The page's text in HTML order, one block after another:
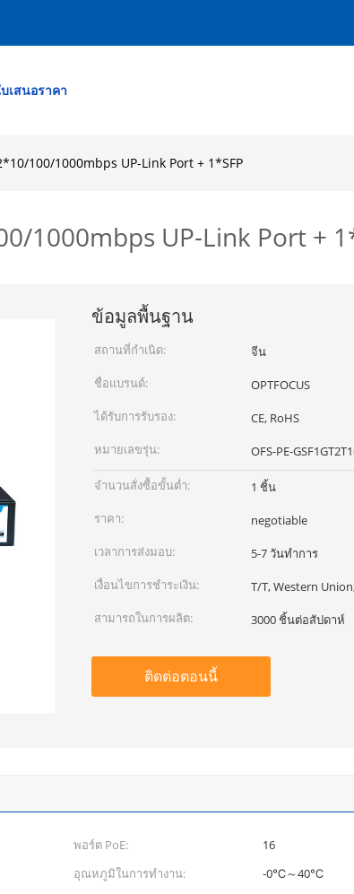
เสนอราคา
100/1000mbps UP-Link Port + 1*SFP
1000mbps UP-Link Port +
ข้อมูลพื้นฐาน
สถานที่กำเนิด:
จีน
ชื่อแบรนด์:
OPTFOCUS
ได้รับการรับรอง:
CE, RoHS
หมายเลขรุ่น:
OFS-PE-
จำนวนสั่งซื้อขั้นต่ำ:
1 ชิ้น
ราคา:
negotiable
เวลาการส่งมอบ:
5-7 วันทำการ
เงื่อนไขการชำระเงิน:
T/T, Western
สามารถในการผลิต:
3000 ชิ้นต่อสัปดาห์
ติดต่อตอนนี้
พอร์ต PoE:
16
อุณหภูมิในการทำงาน:
-0℃～40℃